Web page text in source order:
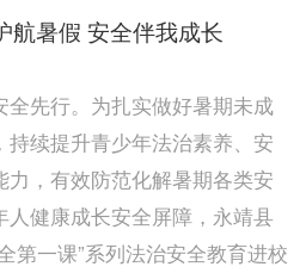
航暑假 安全伴我成长
先行。为扎实做好暑期未成
续提升青少年法治素养、安
，有效防范化解暑期各类安
健康成长安全屏障，永靖县
第一课”系列法治安全教育进校